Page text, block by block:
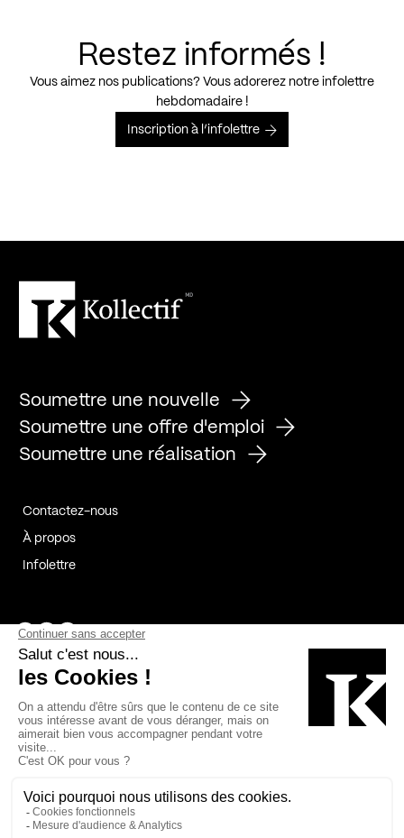
Restez informés !
Vous aimez nos publications? Vous adorerez notre infolettre
hebdomadaire !
Inscription à l’infolettre
Soumettre une nouvelle
Soumettre une offre d'emploi
Soumettre une réalisation
Contactez-nous
À propos
Infolettre
Page Facebook de Kollectif
Page Instagram de Kollectif
Page Linkedin de Kollectif
Bâtiment-Durable-Québec-1
Esquisses-1IRAC-1
MP-1 v2com-1